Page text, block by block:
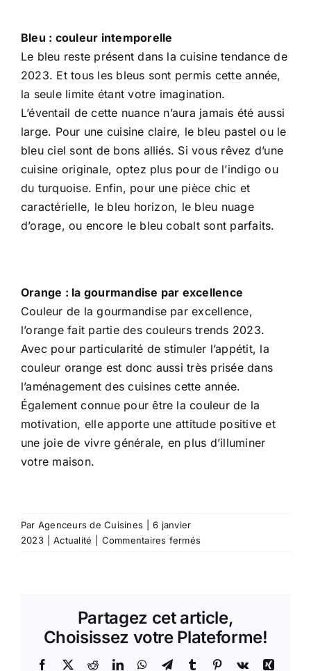
Bleu : couleur intemporelle
Le bleu reste présent dans la cuisine tendance de
2023. Et tous les bleus sont permis cette année,
la seule limite étant votre imagination.
L’éventail de cette nuance n’aura jamais été aussi
large. Pour une cuisine claire, le bleu pastel ou le
bleu ciel sont de bons alliés. Si vous rêvez d’une
cuisine originale, optez plus pour de l’indigo ou
du turquoise. Enfin, pour une pièce chic et
caractérielle, le bleu horizon, le bleu nuage
d’orage, ou encore le bleu cobalt sont parfaits.
Orange : la gourmandise par excellence
Couleur de la gourmandise par excellence,
l’orange fait partie des couleurs trends 2023.
Avec pour particularité de stimuler l’appétit, la
couleur orange est donc aussi très prisée dans
l’aménagement des cuisines cette année.
Également connue pour être la couleur de la
motivation, elle apporte une attitude positive et
une joie de vivre générale, en plus d’illuminer
votre maison.
Par Agenceurs de Cuisines
6 janvier
2023
Actualité Commentaires ferméssur
la
magie
des
couleurs
Partagez cet article,
Choisissez votre Plateforme!
Facebook
X RedditLinkedInWhatsApp
TelegramTumblr Pinterest
Vk
Xing